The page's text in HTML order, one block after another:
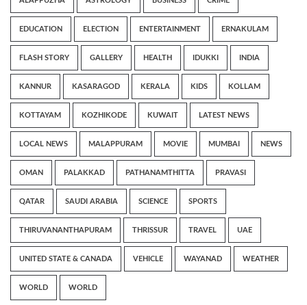
EDUCATION ELECTION ENTERTAINMENT ERNAKULAM
FLASH STORY GALLERY HEALTH IDUKKI INDIA
KANNUR KASARAGOD KERALA KIDS KOLLAM
KOTTAYAM KOZHIKODE KUWAIT LATEST NEWS
LOCAL NEWS MALAPPURAM MOVIE MUMBAI NEWS
OMAN PALAKKAD PATHANAMTHITTA PRAVASI
QATAR SAUDI ARABIA SCIENCE SPORTS
THIRUVANANTHAPURAM THRISSUR TRAVEL UAE
UNITED STATE & CANADA VEHICLE WAYANAD WEATHER
WORLD WORLD